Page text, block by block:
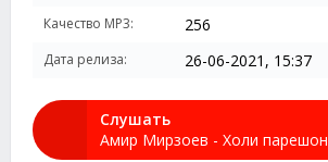
Качество MP3: 256
Дата релиза: 26-06-2021, 15:37
Слушать
Амир Мирзоев - Холи парешон